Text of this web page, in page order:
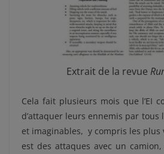
Extrait de la revue
Cela fait plusieurs mois que l’EI
d’attaquer leurs ennemis par tous
et imaginables, y compris les plus
est des attaques avec un